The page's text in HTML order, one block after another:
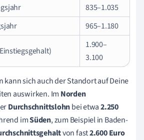
835–1.035
965–1.180
1.900–
3.100
kann sich auch der Standort auf Deine
auswirken. Im Norden
Durchschnittslohnbei etwa2.250
imSüden, zum Beispiel in Baden-
von fast2.600 Euro